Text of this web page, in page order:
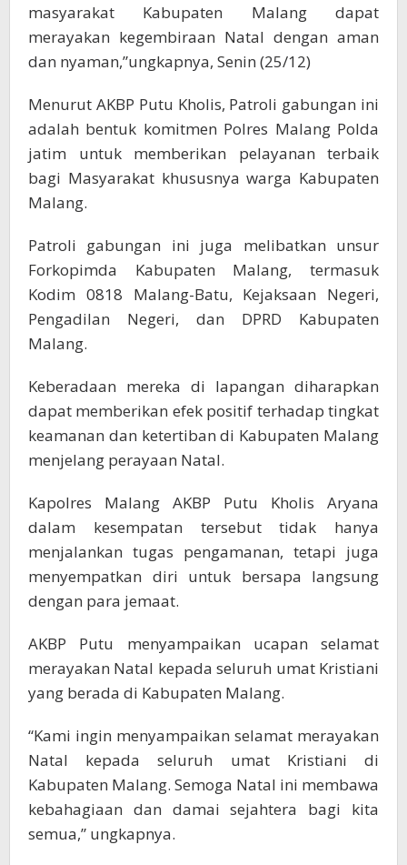
masyarakat Kabupaten Malang dapat
merayakan kegembiraan Natal dengan aman
dan nyaman,”ungkapnya, Senin (25/12)
Menurut AKBP Putu Kholis, Patroli gabungan ini
adalah bentuk komitmen Polres Malang Polda
jatim untuk memberikan pelayanan terbaik
bagi Masyarakat khususnya warga Kabupaten
Malang.
Patroli gabungan ini juga melibatkan unsur
Forkopimda Kabupaten Malang, termasuk
Kodim 0818 Malang-Batu, Kejaksaan Negeri,
Pengadilan Negeri, dan DPRD Kabupaten
Malang.
Keberadaan mereka di lapangan diharapkan
dapat memberikan efek positif terhadap tingkat
keamanan dan ketertiban di Kabupaten Malang
menjelang perayaan Natal.
Kapolres Malang AKBP Putu Kholis Aryana
dalam kesempatan tersebut tidak hanya
menjalankan tugas pengamanan, tetapi juga
menyempatkan diri untuk bersapa langsung
dengan para jemaat.
AKBP Putu menyampaikan ucapan selamat
merayakan Natal kepada seluruh umat Kristiani
yang berada di Kabupaten Malang.
“Kami ingin menyampaikan selamat merayakan
Natal kepada seluruh umat Kristiani di
Kabupaten Malang. Semoga Natal ini membawa
kebahagiaan dan damai sejahtera bagi kita
semua,” ungkapnya.